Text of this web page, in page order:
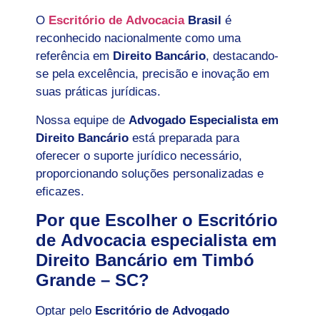
O Escritório de AdvocaciaBrasil é
reconhecido nacionalmente como uma
referência em Direito Bancário, destacando-
se pela excelência, precisão e inovação em
suas práticas jurídicas.
Nossa equipe de Advogado Especialista em
Direito Bancário está preparada para
oferecer o suporte jurídico necessário,
proporcionando soluções personalizadas e
eficazes.
Por que Escolher o Escritório
de Advocacia especialista em
Direito Bancário em Timbó
Grande – SC?
Optar pelo Escritório de Advogado